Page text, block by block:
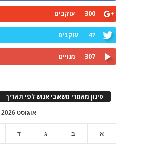
300 עוקבים
47 עוקבים
307 מנויים
סינון מאמרי משאבי אנוש לפי תאריך
אוגוסט 2026
א ב ג ד